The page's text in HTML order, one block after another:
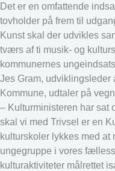
Det er en omfattende
tovholder på frem til
Kunst skal der udvikles
tværs af ti musik- og
kommunernes
Jes Gram, udviklingsleder
Kommune, udtaler på
– Kulturministeren har sat
skal vi med Trivsel er en
kulturskoler lykkes med at
ungegruppe i vores
kulturaktiviteter målrettet